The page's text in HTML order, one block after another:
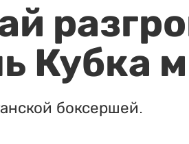
Кубка
боксершей.